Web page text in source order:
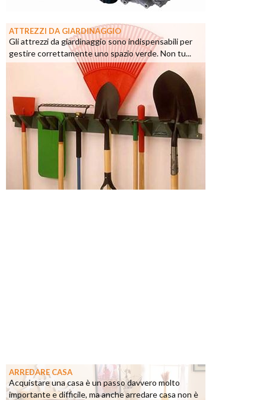
ATTREZZI DA GIARDINAGGIO
Gli attrezzi da giardinaggio sono indispensabili per
gestire correttamente uno spazio verde. Non tu...
ARREDARE CASA
Acquistare una casa è un passo davvero molto
importante e difficile, ma anche arredare casa non è